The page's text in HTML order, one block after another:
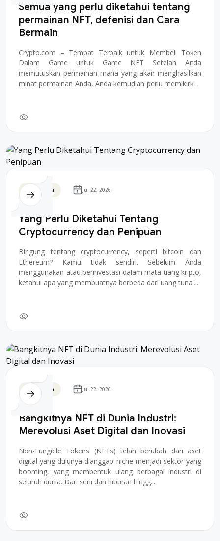
Semua yang perlu diketahui tentang
permainan NFT, defenisi dan Cara
Bermain
Crypto.com – Tempat Terbaik untuk Membeli Token
Dalam Game untuk Game NFT Setelah Anda
memutuskan permainan mana yang akan menghasilkan
minat permainan Anda, Anda kemudian perlu memikirkan
Blockchain Jul 22, 2026
Yang Perlu Diketahui Tentang
Cryptocurrency dan Penipuan
Bingung tentang cryptocurrency, seperti bitcoin dan
Ethereum? Kamu tidak sendiri. Sebelum Anda
menggunakan atau berinvestasi dalam mata uang kripto,
ketahui apa yang membuatnya berbeda dari uang tunai...
Blockchain Jul 22, 2026
Bangkitnya NFT di Dunia Industri:
Merevolusi Aset Digital dan Inovasi
Non-Fungible Tokens (NFTs) telah berubah dari aset
digital yang dulunya dianggap niche menjadi sektor yang
booming, yang membentuk ulang berbagai industri di
seluruh dunia. Dari seni dan hiburan hingg...